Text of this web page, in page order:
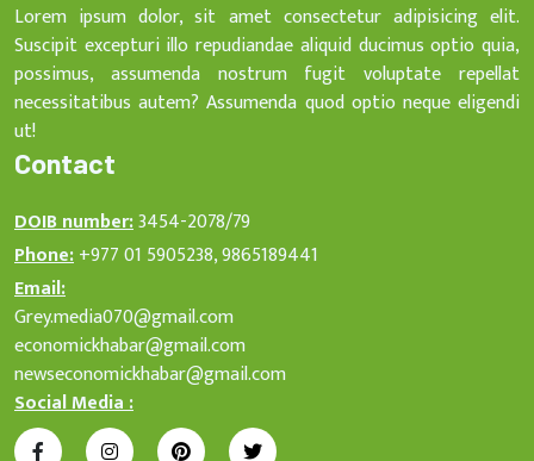
Lorem ipsum dolor, sit amet consectetur adipisicing elit.
Suscipit excepturi illo repudiandae aliquid ducimus optio quia,
possimus, assumenda nostrum fugit voluptate repellat
necessitatibus autem? Assumenda quod optio neque eligendi
ut!
Contact
DOIB number:3454-2078/79
Phone:+977 01 5905238, 9865189441
Email:
Grey.media070@gmail.com
economickhabar@gmail.com
newseconomickhabar@gmail.com
Social Media :